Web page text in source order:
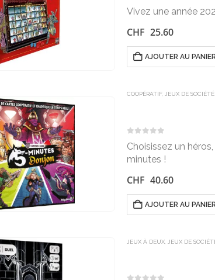
Vivez une année
CHF 25.60
AJOUTER AU
COOPÉRATIF, JEUX DE SOCIÉTÉ
Choisissez un
minutes !
CHF 40.60
AJOUTER AU PANIER
JEUX À DEUX, JEUX DE